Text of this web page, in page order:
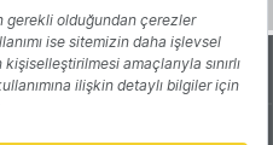
Yazarlar
Reklam